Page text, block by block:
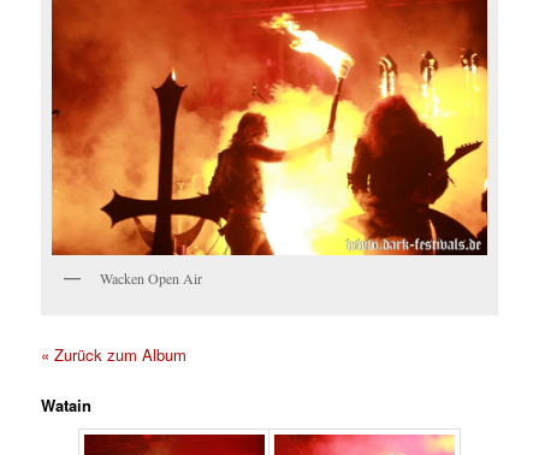
Wacken Open Air
« Zurück zum Album
Watain